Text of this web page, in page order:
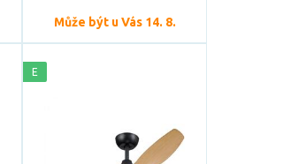
Může být u Vás 14. 8.
E